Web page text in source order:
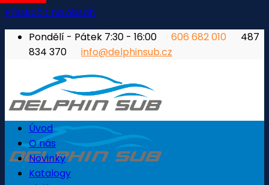
Přeskočit na obsah
Pondělí - Pátek 7:30 - 16:00
606 682 010
487
834 370
info@delphinsub.cz
Úvod
O nás
Novinky
Katalogy